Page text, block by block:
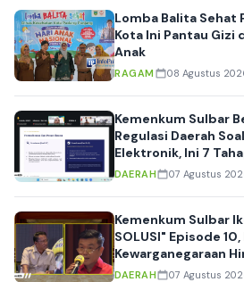
Lomba Balita Sehat
Kota Ini Pantau Gizi
Anak
RAGAM 08 Agustus
Kemenkum Sulbar
Regulasi Daerah
Elektronik, Ini 7
DAERAH 07 Agustus
Kemenkum Sulbar
SOLUSI" Episode 10,
Kewarganegaraan
Intelektual
DAERAH 07 Agustus